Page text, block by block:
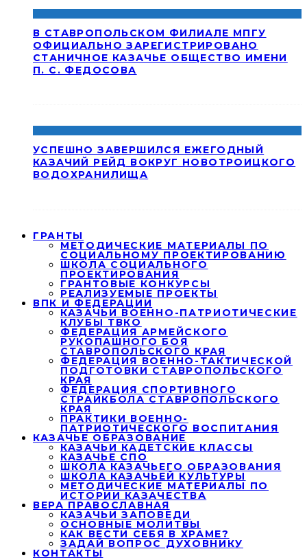
В СТАВРОПОЛЬСКОМ ФИЛИАЛЕ МПГУ
ОФИЦИАЛЬНО ЗАРЕГИСТРИРОВАНО
СТАНИЧНОЕ КАЗАЧЬЕ ОБЩЕСТВО ИМЕНИ
П. С. ФЕДОСОВА
УСПЕШНО ЗАВЕРШИЛСЯ ЕЖЕГОДНЫЙ
КАЗАЧИЙ РЕЙД ВОКРУГ НОВОТРОИЦКОГО
ВОДОХРАНИЛИЩА
ГРАНТЫ
МЕТОДИЧЕСКИЕ МАТЕРИАЛЫ ПО
СОЦИАЛЬНОМУ ПРОЕКТИРОВАНИЮ
ШКОЛА СОЦИАЛЬНОГО
ПРОЕКТИРОВАНИЯ
ГРАНТОВЫЕ КОНКУРСЫ
РЕАЛИЗУЕМЫЕ ПРОЕКТЫ
ВПК И ФЕДЕРАЦИИ
КАЗАЧЬИ ВОЕННО-ПАТРИОТИЧЕСКИЕ
КЛУБЫ ТВКО
ФЕДЕРАЦИЯ АРМЕЙСКОГО
РУКОПАШНОГО БОЯ
СТАВРОПОЛЬСКОГО КРАЯ
ФЕДЕРАЦИЯ ВОЕННО-ТАКТИЧЕСКОЙ
ПОДГОТОВКИ СТАВРОПОЛЬСКОГО
КРАЯ
ФЕДЕРАЦИЯ СПОРТИВНОГО
СТРАЙКБОЛА СТАВРОПОЛЬСКОГО
КРАЯ
ПРАКТИКИ ВОЕННО-
ПАТРИОТИЧЕСКОГО ВОСПИТАНИЯ
КАЗАЧЬЕ ОБРАЗОВАНИЕ
КАЗАЧЬИ КАДЕТСКИЕ КЛАССЫ
КАЗАЧЬЕ СПО
ШКОЛА КАЗАЧЬЕГО ОБРАЗОВАНИЯ
ШКОЛА КАЗАЧЬЕЙ КУЛЬТУРЫ
МЕТОДИЧЕСКИЕ МАТЕРИАЛЫ ПО
ИСТОРИИ КАЗАЧЕСТВА
ВЕРА ПРАВОСЛАВНАЯ
КАЗАЧЬИ ЗАПОВЕДИ
ОСНОВНЫЕ МОЛИТВЫ
КАК ВЕСТИ СЕБЯ В ХРАМЕ?
ЗАДАЙ ВОПРОС ДУХОВНИКУ
КОНТАКТЫ